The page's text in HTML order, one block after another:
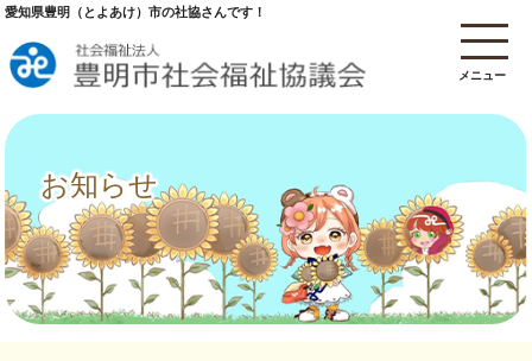
メニュー
愛知県豊明（とよあけ）市の社協さんです！
お知らせ